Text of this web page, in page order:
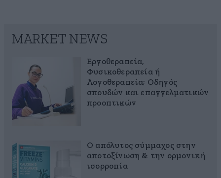
MARKET NEWS
Εργοθεραπεία,
Φυσικοθεραπεία ή
Λογοθεραπεία; Οδηγός
σπουδών και επαγγελματικών
προοπτικών
Ο απόλυτος σύμμαχος στην
αποτοξίνωση & την ορμονική
ισορροπία